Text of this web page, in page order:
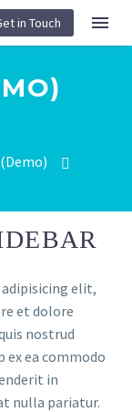
in Touch
elit,
et dolore
nostrud
ea commodo
in
nulla pariatur.